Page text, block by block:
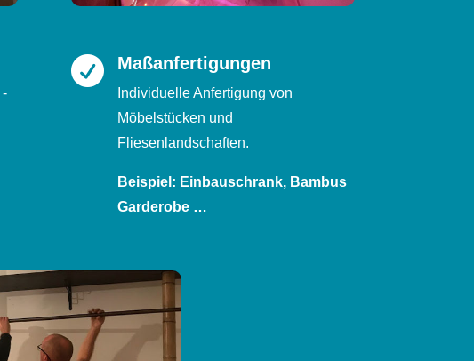
-
 Maßanfertigungen
Individuelle Anfertigung von
Möbelstücken und
Fliesenlandschaften.
Beispiel: Einbauschrank, Bambus
Garderobe …